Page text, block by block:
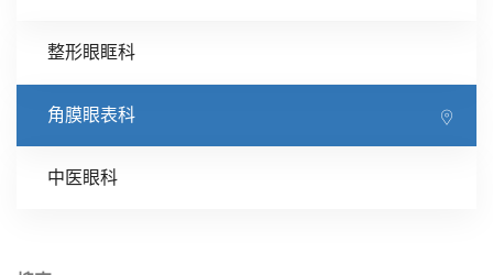
整形眼眶科
角膜眼表科
中医眼科